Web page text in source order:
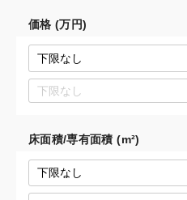
価格 (万円)
床面積/専有面積 (m²)